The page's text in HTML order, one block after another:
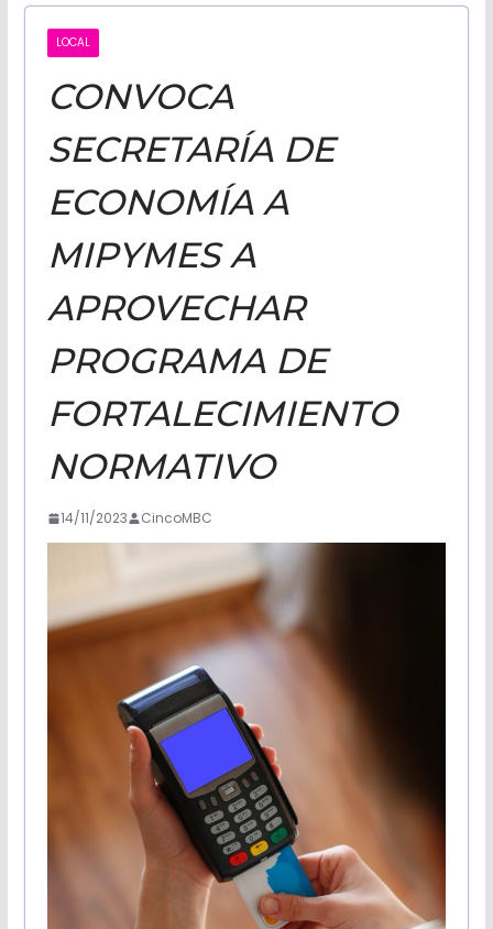
LOCAL
CONVOCA
SECRETARÍA DE
ECONOMÍA A
MIPYMES A
APROVECHAR
PROGRAMA DE
FORTALECIMIENTO
NORMATIVO
14/11/2023 CincoMBC